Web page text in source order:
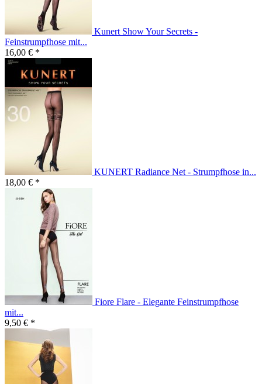
Kunert Show Your Secrets -
Feinstrumpfhose mit...
16,00 € *
KUNERT Radiance Net - Strumpfhose in...
18,00 € *
Fiore Flare - Elegante Feinstrumpfhose
mit...
9,50 € *